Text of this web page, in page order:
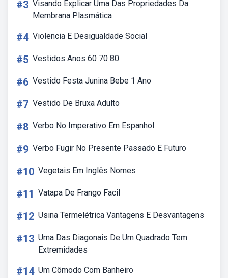
#3 Visando Explicar Uma Das Propriedades Da
Membrana Plasmática
#4 Violencia E Desigualdade Social
#5 Vestidos Anos 60 70 80
#6 Vestido Festa Junina Bebe 1 Ano
#7 Vestido De Bruxa Adulto
#8 Verbo No Imperativo Em Espanhol
#9 Verbo Fugir No Presente Passado E Futuro
#10 Vegetais Em Inglês Nomes
#11 Vatapa De Frango Facil
#12 Usina Termelétrica Vantagens E Desvantagens
#13 Uma Das Diagonais De Um Quadrado Tem
Extremidades
#14 Um Cômodo Com Banheiro